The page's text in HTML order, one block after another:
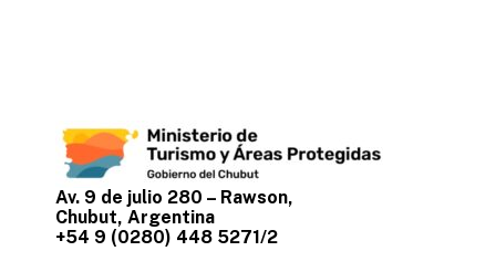
Av. 9 de julio 280 – Rawson,
Chubut, Argentina
+54 9 (0280) 448 5271/2